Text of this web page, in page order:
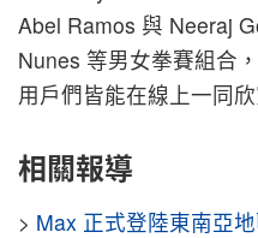
Abel Ramos 與 Neeraj
Nunes 等男女拳賽組合
用戶們皆能在線上一同
相關報導
> Max 正式登陸東南亞